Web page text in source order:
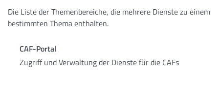
Die Liste der Themenbereiche, die mehrere Dienste zu einem
bestimmten Thema enthalten.
CAF-Portal
Zugriff und Verwaltung der Dienste für die CAFs